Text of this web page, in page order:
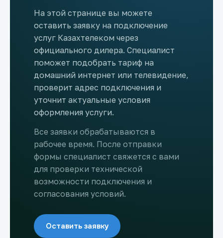
На этой странице вы можете
оставить заявку на подключение
услуг Казахтелеком через
официального дилера. Специалист
поможет подобрать тариф на
домашний интернет или телевидение,
проверит адрес подключения и
уточнит актуальные условия
оформления услуги.
Все заявки обрабатываются в
рабочее время. После отправки
формы специалист свяжется с вами
для проверки технической
возможности подключения и
согласования условий.
Оставить заявку